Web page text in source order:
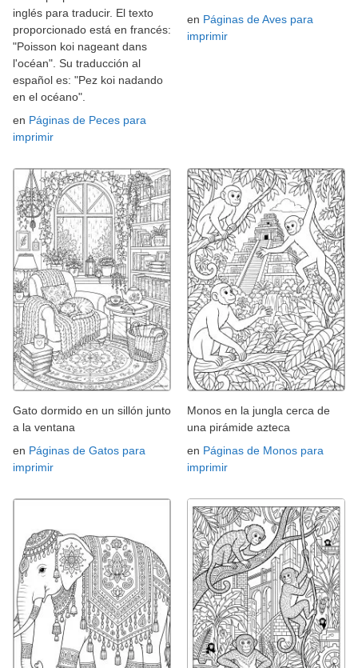
inglés para traducir. El texto
proporcionado está en francés:
"Poisson koi nageant dans
l'océan". Su traducción al
español es: "Pez koi nadando
en el océano".
en Páginas de Peces para
imprimir
en Páginas de Aves para
imprimir
Gato dormido en un sillón junto
a la ventana
en Páginas de Gatos para
imprimir
Monos en la jungla cerca de
una pirámide azteca
en Páginas de Monos para
imprimir